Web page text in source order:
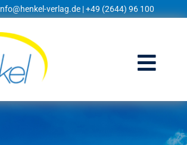
verlag.de | +49 (2644) 96 100